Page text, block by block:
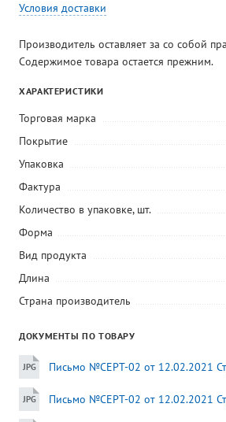
Клей
канцелярский
силикатный,
50мл, deVENTE,
прозрачный,
апликатор
45,90 руб.
При заказе от 12
50шт, цветные,
Сэйв (U-Save)",
картон. уп.
59 руб.
Цена за упаковку
Гамма,
68,85
штук
Условия доставки
Производитель оставляет за со собой
Содержимое товара остается прежним.
ХАРАКТЕРИСТИКИ
Торговая марка
Покрытие
Упаковка
Фактура
Количество в упаковке, шт.
Форма
Вид продукта
Длина
Страна производитель
ДОКУМЕНТЫ ПО ТОВАРУ
Письмо №СЕРТ-02 от 12.02.2021
Письмо №СЕРТ-02 от 12.02.2021